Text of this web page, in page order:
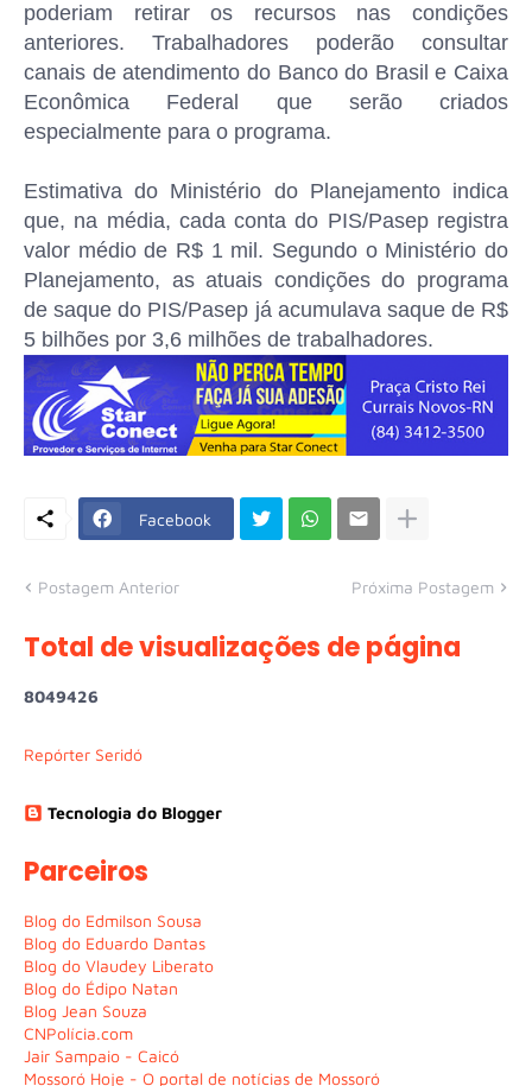
poderiam retirar os recursos nas condições
anteriores. Trabalhadores poderão consultar
canais de atendimento do Banco do Brasil e Caixa
Econômica Federal que serão criados
especialmente para o programa.
Estimativa do Ministério do Planejamento indica
que, na média, cada conta do PIS/Pasep registra
valor médio de R$ 1 mil. Segundo o Ministério do
Planejamento, as atuais condições do programa
de saque do PIS/Pasep já acumulava saque de R$
5 bilhões por 3,6 milhões de trabalhadores.
Facebook
Postagem Anterior Próxima Postagem
Total de visualizações de página
8049426
Repórter Seridó
Tecnologia do Blogger
Parceiros
Blog do Edmilson Sousa
Blog do Eduardo Dantas
Blog do Vlaudey Liberato
Blog do Édipo Natan
Blog Jean Souza
CNPolícia.com
Jair Sampaio - Caicó
Mossoró Hoje - O portal de notícias de Mossoró